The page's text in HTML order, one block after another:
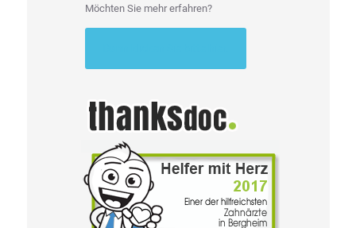
Möchten Sie mehr erfahren?